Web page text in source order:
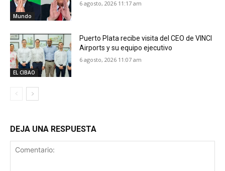
Mundo
6 agosto, 2026 11:17 am
EL CIBAO
Puerto Plata recibe visita del CEO de VINCI
Airports y su equipo ejecutivo
6 agosto, 2026 11:07 am
DEJA UNA RESPUESTA